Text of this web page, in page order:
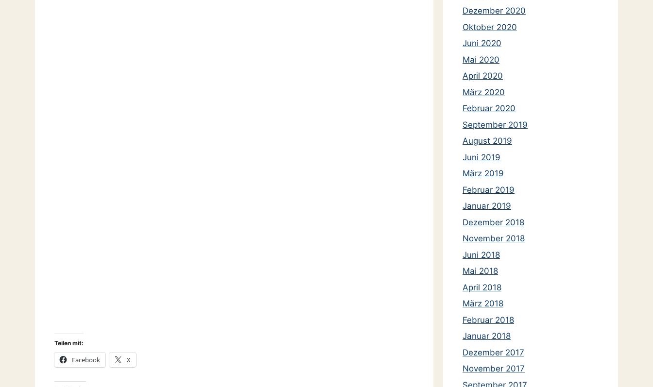
Teilen mit:
Facebook X
Dezember 2020
Oktober 2020
Juni 2020
Mai 2020
April 2020
März 2020
Februar 2020
September 2019
August 2019
Juni 2019
März 2019
Februar 2019
Januar 2019
Dezember 2018
November 2018
Juni 2018
Mai 2018
April 2018
März 2018
Februar 2018
Januar 2018
Dezember 2017
November 2017
September 2017